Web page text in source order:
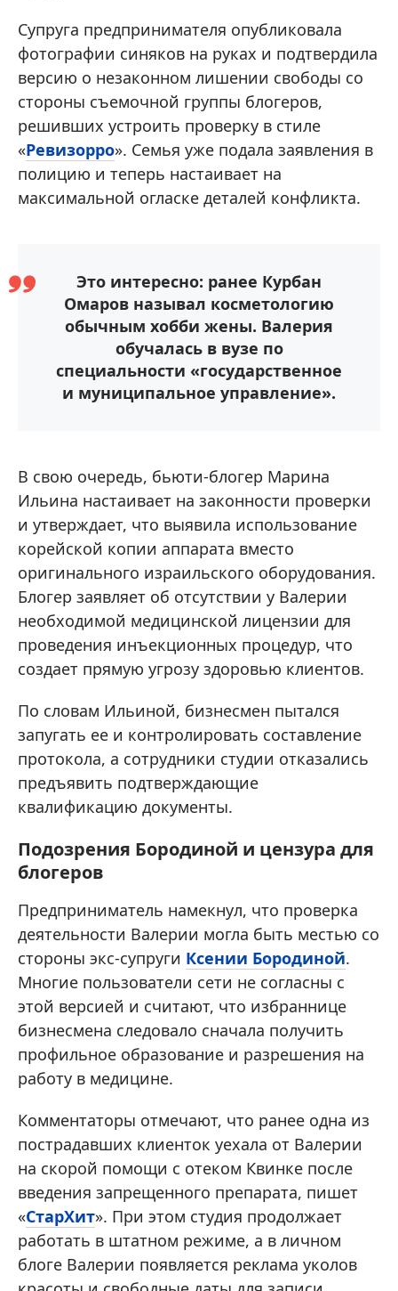
Супруга предпринимателя опубликовала
фотографии синяков на руках и подтвердила
версию о незаконном лишении свободы со
стороны съемочной группы блогеров,
решивших устроить проверку в стиле
«Ревизорро». Семья уже подала заявления в
полицию и теперь настаивает на
максимальной огласке деталей конфликта.
Это интересно: ранее Курбан
Омаров называл косметологию
обычным хобби жены. Валерия
обучалась в вузе по
специальности «государственное
и муниципальное управление».
В свою очередь, бьюти-блогер Марина
Ильина настаивает на законности проверки
и утверждает, что выявила использование
корейской копии аппарата вместо
оригинального израильского оборудования.
Блогер заявляет об отсутствии у Валерии
необходимой медицинской лицензии для
проведения инъекционных процедур, что
создает прямую угрозу здоровью клиентов.
По словам Ильиной, бизнесмен пытался
запугать ее и контролировать составление
протокола, а сотрудники студии отказались
предъявить подтверждающие
квалификацию документы.
Подозрения Бородиной и цензура для
блогеров
Предприниматель намекнул, что проверка
деятельности Валерии могла быть местью со
стороны экс-супруги Ксении Бородиной.
Многие пользователи сети не согласны с
этой версией и считают, что избраннице
бизнесмена следовало сначала получить
профильное образование и разрешения на
работу в медицине.
Комментаторы отмечают, что ранее одна из
пострадавших клиенток уехала от Валерии
на скорой помощи с отеком Квинке после
введения запрещенного препарата, пишет
«СтарХит». При этом студия продолжает
работать в штатном режиме, а в личном
блоге Валерии появляется реклама уколов